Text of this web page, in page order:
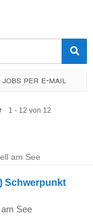
Jobs per e-mail
1 - 12 von 12
am See
Schwerpunkt
See